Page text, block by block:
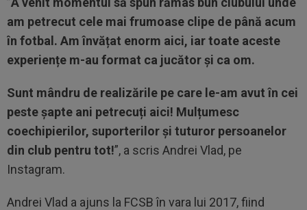
am petrecut cele mai frumoase clipe de până acum
în fotbal. Am învățat enorm aici, iar toate aceste
experiențe m-au format ca jucător şi ca om.
Sunt mândru de realizările pe care le-am avut în cei
peste șapte ani petrecuți aici! Mulțumesc
coechipierilor, suporterilor şi tuturor persoanelor
din club pentru tot!”, a scris Andrei Vlad, pe
Instagram.
Andrei Vlad a ajuns la FCSB în vara lui 2017, fiind